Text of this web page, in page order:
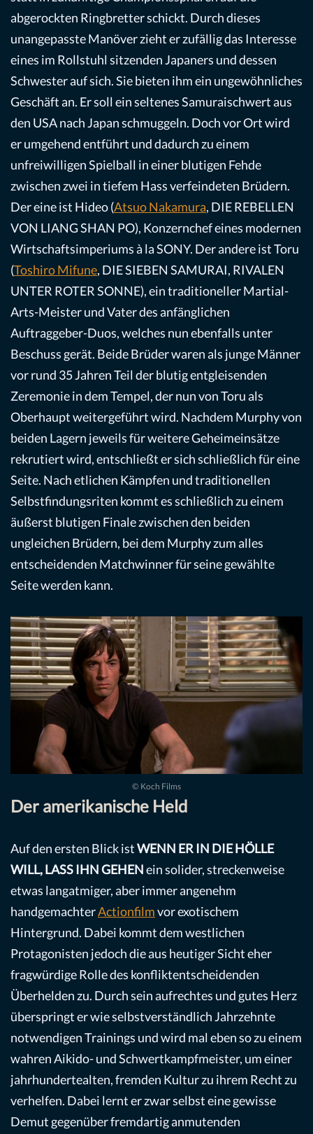
abgerockten Ringbretter schickt. Durch dieses
unangepasste Manöver zieht er zufällig das Interesse
eines im Rollstuhl sitzenden Japaners und dessen
Schwester auf sich. Sie bieten ihm ein ungewöhnliches
Geschäft an. Er soll ein seltenes Samuraischwert aus
den USA nach Japan schmuggeln. Doch vor Ort wird
er umgehend entführt und dadurch zu einem
unfreiwilligen Spielball in einer blutigen Fehde
zwischen zwei in tiefem Hass verfeindeten Brüdern.
Der eine ist Hideo (Atsuo Nakamura, DIE REBELLEN
VON LIANG SHAN PO), Konzernchef eines modernen
Wirtschaftsimperiums à la SONY. Der andere ist Toru
(Toshiro Mifune, DIE SIEBEN SAMURAI, RIVALEN
UNTER ROTER SONNE), ein traditioneller Martial-
Arts-Meister und Vater des anfänglichen
Auftraggeber-Duos, welches nun ebenfalls unter
Beschuss gerät. Beide Brüder waren als junge Männer
vor rund 35 Jahren Teil der blutig entgleisenden
Zeremonie in dem Tempel, der nun von Toru als
Oberhaupt weitergeführt wird. Nachdem Murphy von
beiden Lagern jeweils für weitere Geheimeinsätze
rekrutiert wird, entschließt er sich schließlich für eine
Seite. Nach etlichen Kämpfen und traditionellen
Selbstfindungsriten kommt es schließlich zu einem
äußerst blutigen Finale zwischen den beiden
ungleichen Brüdern, bei dem Murphy zum alles
entscheidenden Matchwinner für seine gewählte
Seite werden kann.
© Koch Films
Der amerikanische Held
Auf den ersten Blick istWENN ER IN DIE HÖLLE
WILL, LASS IHN GEHENein solider, streckenweise
etwas langatmiger, aber immer angenehm
handgemachterActionfilmvor exotischem
Hintergrund. Dabei kommt dem westlichen
Protagonisten jedoch die aus heutiger Sicht eher
fragwürdige Rolle des konfliktentscheidenden
Überhelden zu. Durch sein aufrechtes und gutes Herz
überspringt er wie selbstverständlich Jahrzehnte
notwendigen Trainings und wird mal eben so zu einem
wahren Aikido- und Schwertkampfmeister, um einer
jahrhundertealten, fremden Kultur zu ihrem Recht zu
verhelfen. Dabei lernt er zwar selbst eine gewisse
Demut gegenüber fremdartig anmutenden